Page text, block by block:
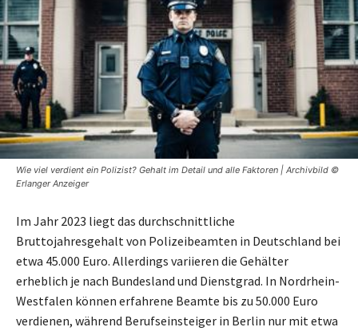
Wie viel verdient ein Polizist? Gehalt im Detail und alle Faktoren | Archivbild ©
Erlanger Anzeiger
Im Jahr 2023 liegt das durchschnittliche
Bruttojahresgehalt von Polizeibeamten in Deutschland bei
etwa 45.000 Euro. Allerdings variieren die Gehälter
erheblich je nach Bundesland und Dienstgrad. In Nordrhein-
Westfalen können erfahrene Beamte bis zu 50.000 Euro
verdienen, während Berufseinsteiger in Berlin nur mit etwa